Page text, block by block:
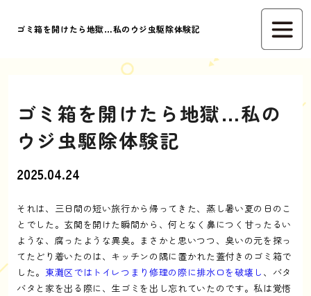
ゴミ箱を開けたら地獄…私のウジ虫駆除体験記
ゴミ箱を開けたら地獄…私の
ウジ虫駆除体験記
2025.04.24
それは、三日間の短い旅行から帰ってきた、蒸し暑い夏の日のこ
とでした。玄関を開けた瞬間から、何となく鼻につく甘ったるい
ような、腐ったような異臭。まさかと思いつつ、臭いの元を探っ
てたどり着いたのは、キッチンの隅に置かれた蓋付きのゴミ箱で
した。 東灘区ではトイレつまり修理の際に排水口を破壊し 、バタ
バタと家を出る際に、生ゴミを出し忘れていたのです。私は覚悟